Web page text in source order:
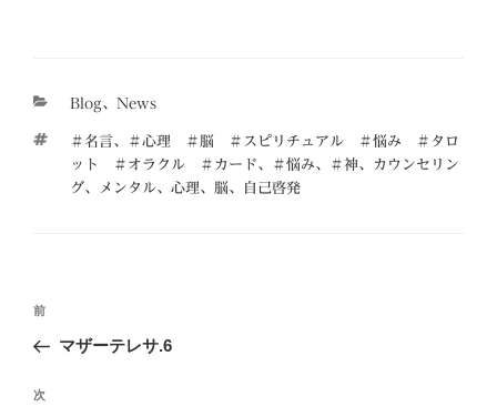
カ
ゴ
リ
ー
Blog、 News
タ
グ
＃名言、
＃心理 ＃脳 ＃スピリチュアル ＃悩み ＃タロ
ット ＃オラクル ＃カード、 ＃悩み、 ＃神、
カウンセリン
グ、 メンタル、 心理、 脳、 自己啓発
投
ビ
前
の
稿
前
マザーテレサ.6
次
次